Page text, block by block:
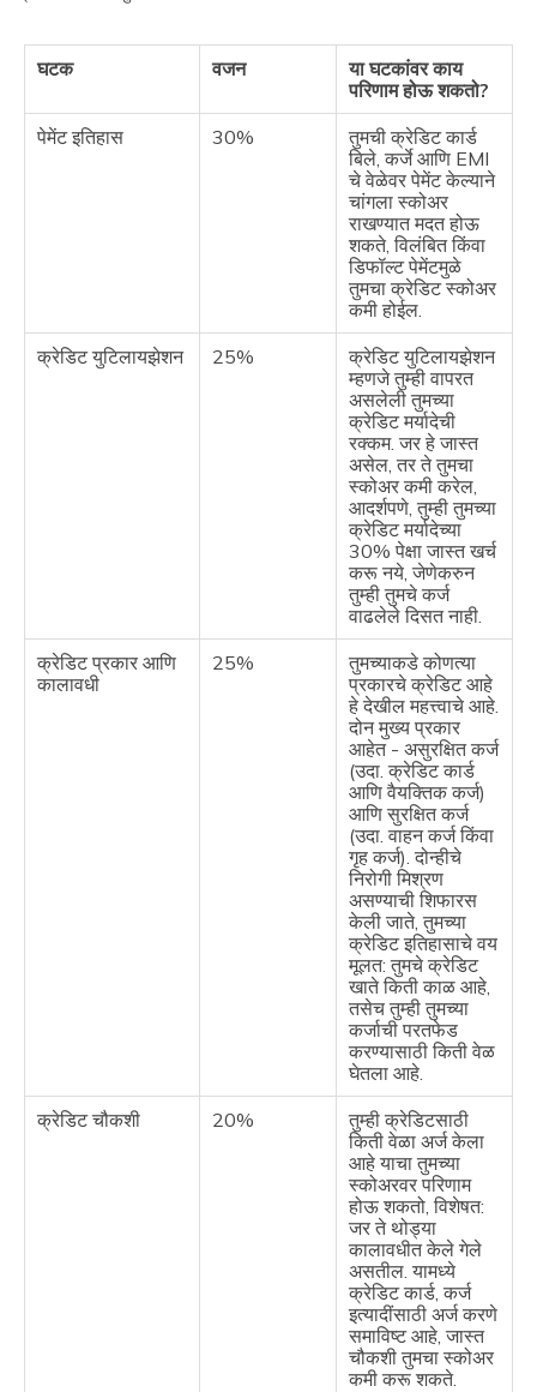
घटक वजन
या घटकांवर काय
परिणाम होऊ शकतो?
पेमेंट इतिहास
30%
तुमची क्रेडिट कार्ड
बिले, कर्जे आणि EMI
चे वेळेवर पेमेंट केल्याने
चांगला स्कोअर
राखण्यात मदत होऊ
शकते, विलंबित किंवा
डिफॉल्ट पेमेंटमुळे
तुमचा क्रेडिट स्कोअर
कमी होईल.
क्रेडिट युटिलायझेशन
25%
क्रेडिट युटिलायझेशन
म्हणजे तुम्ही वापरत
असलेली तुमच्या
क्रेडिट मर्यादेची
रक्कम. जर हे जास्त
असेल, तर ते तुमचा
स्कोअर कमी करेल,
आदर्शपणे, तुम्ही तुमच्या
क्रेडिट मर्यादेच्या
30% पेक्षा जास्त खर्च
करू नये, जेणेकरुन
तुम्ही तुमचे कर्ज
वाढलेले दिसत नाही.
क्रेडिट प्रकार आणि
कालावधी
25%
तुमच्याकडे कोणत्या
प्रकारचे क्रेडिट आहे
हे देखील महत्त्वाचे आहे.
दोन मुख्य प्रकार
आहेत - असुरक्षित कर्ज
(उदा. क्रेडिट कार्ड
आणि वैयक्तिक कर्ज)
आणि सुरक्षित कर्ज
(उदा. वाहन कर्ज किंवा
गृह कर्ज). दोन्हीचे
निरोगी मिश्रण
असण्याची शिफारस
केली जाते, तुमच्या
क्रेडिट इतिहासाचे वय
मूलत: तुमचे क्रेडिट
खाते किती काळ आहे,
तसेच तुम्ही तुमच्या
कर्जाची परतफेड
करण्यासाठी किती वेळ
घेतला आहे.
क्रेडिट चौकशी
20%
तुम्ही क्रेडिटसाठी
किती वेळा अर्ज केला
आहे याचा तुमच्या
स्कोअरवर परिणाम
होऊ शकतो, विशेषत:
जर ते थोड्या
कालावधीत केले गेले
असतील. यामध्ये
क्रेडिट कार्ड, कर्ज
इत्यादींसाठी अर्ज करणे
समाविष्ट आहे, जास्त
चौकशी तुमचा स्कोअर
कमी करू शकते.